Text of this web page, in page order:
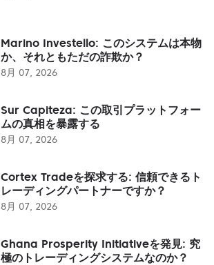
Marino Investello: このシステムは本物
か、それともただの詐欺か？
8月 07, 2026
Sur Capiteza: この取引プラットフォー
ムの真相を暴露する
8月 07, 2026
Cortex Tradeを探求する: 信頼できるト
レーディングパートナーですか？
8月 07, 2026
Ghana Prosperity Initiativeを発見: 究
極のトレーディングシステムなのか？